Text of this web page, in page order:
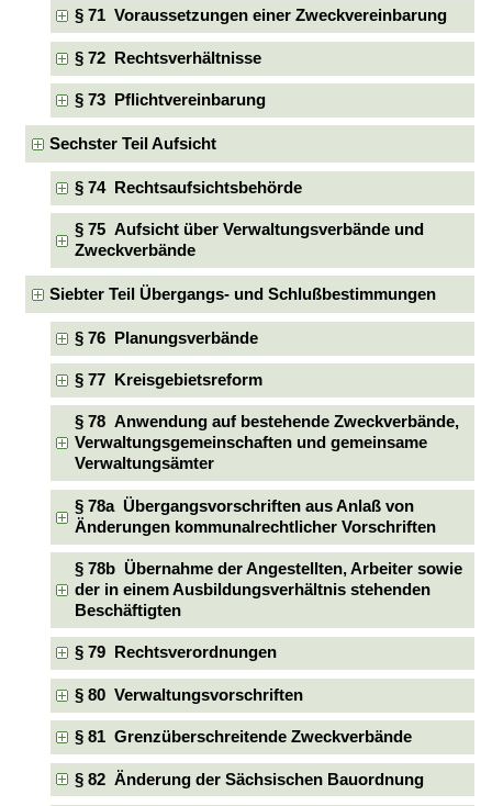
§ 71 Voraussetzungen einer Zweckvereinbarung
§ 72 Rechtsverhältnisse
§ 73 Pflichtvereinbarung
Sechster Teil Aufsicht
§ 74 Rechtsaufsichtsbehörde
§ 75 Aufsicht über Verwaltungsverbände und
Zweckverbände
Siebter Teil Übergangs- und Schlußbestimmungen
§ 76 Planungsverbände
§ 77 Kreisgebietsreform
§ 78 Anwendung auf bestehende Zweckverbände,
Verwaltungsgemeinschaften und gemeinsame
Verwaltungsämter
§ 78a Übergangsvorschriften aus Anlaß von
Änderungen kommunalrechtlicher Vorschriften
§ 78b Übernahme der Angestellten, Arbeiter sowie
der in einem Ausbildungsverhältnis stehenden
Beschäftigten
§ 79 Rechtsverordnungen
§ 80 Verwaltungsvorschriften
§ 81 Grenzüberschreitende Zweckverbände
§ 82 Änderung der Sächsischen Bauordnung